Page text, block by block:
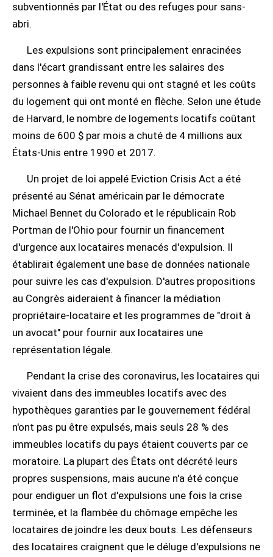
subventionnés par l'État ou des refuges pour sans-
abri.
Les expulsions sont principalement enracinées
dans l'écart grandissant entre les salaires des
personnes à faible revenu qui ont stagné et les coûts
du logement qui ont monté en flèche. Selon une étude
de Harvard, le nombre de logements locatifs coûtant
moins de 600 $ par mois a chuté de 4 millions aux
États-Unis entre 1990 et 2017.
Un projet de loi appelé Eviction Crisis Act a été
présenté au Sénat américain par le démocrate
Michael Bennet du Colorado et le républicain Rob
Portman de l'Ohio pour fournir un financement
d'urgence aux locataires menacés d'expulsion. Il
établirait également une base de données nationale
pour suivre les cas d'expulsion. D'autres propositions
au Congrès aideraient à financer la médiation
propriétaire-locataire et les programmes de "droit à
un avocat" pour fournir aux locataires une
représentation légale.
Pendant la crise des coronavirus, les locataires qui
vivaient dans des immeubles locatifs avec des
hypothèques garanties par le gouvernement fédéral
n'ont pas pu être expulsés, mais seuls 28 % des
immeubles locatifs du pays étaient couverts par ce
moratoire. La plupart des États ont décrété leurs
propres suspensions, mais aucune n'a été conçue
pour endiguer un flot d'expulsions une fois la crise
terminée, et la flambée du chômage empêche les
locataires de joindre les deux bouts. Les défenseurs
des locataires craignent que le déluge d'expulsions ne